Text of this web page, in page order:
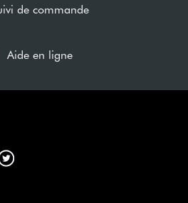
de commande
Aide en ligne